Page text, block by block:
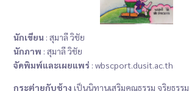
นักเขียน : สุมาลี วิชัย
นักภาพ : สุมาลี วิชัย
จัดพิมพ์และเผยแพร่ : wbscport.dusit.ac.th
กระต่ายกับช้าง เป็นนิทานเสริมคุณธรรม จริยธรรม